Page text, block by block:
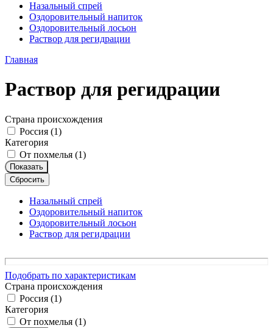
Назальный спрей
Оздоровительный напиток
Оздоровительный лосьон
Раствор для регидрации
Главная
Раствор для регидрации
Страна происхождения
Россия (1)
Категория
От похмелья (1)
Показать
Сбросить
Назальный спрей
Оздоровительный напиток
Оздоровительный лосьон
Раствор для регидрации
Подобрать по характеристикам
Страна происхождения
Россия (1)
Категория
От похмелья (1)